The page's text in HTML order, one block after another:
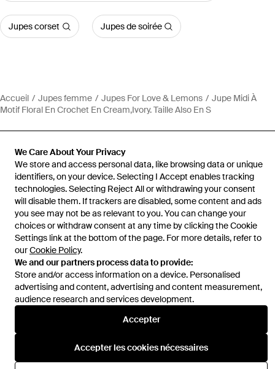
We Care About Your Privacy
We store and access personal data, like browsing data or unique
identifiers, on your device. Selecting I Accept enables tracking
technologies. Selecting Reject All or withdrawing your consent
will disable them. If trackers are disabled, some content and ads
you see may not be as relevant to you. You can change your
choices or withdraw consent at any time by clicking the Cookie
Settings link at the bottom of the page. For more details, refer to
ourCookie Policy.
We and our partners process data to provide:
Store and/or access information on a device. Personalised
advertising and content, advertising and content measurement,
audience research and services development.
Accepter
Accepter les cookies nécessaires
Jupes corset Jupes de soirée
Accueil Jupes femme Jupes For Love & Lemons
Jupe Midi À
Motif Floral En Crochet En Cream,Ivory. Taille Also En S
Aide et infos